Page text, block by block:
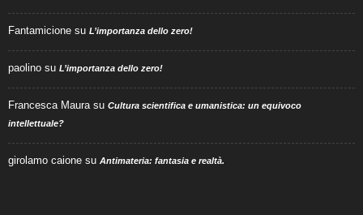
Fantamicione su L’importanza dello zero!
paolino su L’importanza dello zero!
Francesca Maura su Cultura scientifica e umanistica: un equivoco
intellettuale?
girolamo caione su Antimateria: fantasia e realtà.